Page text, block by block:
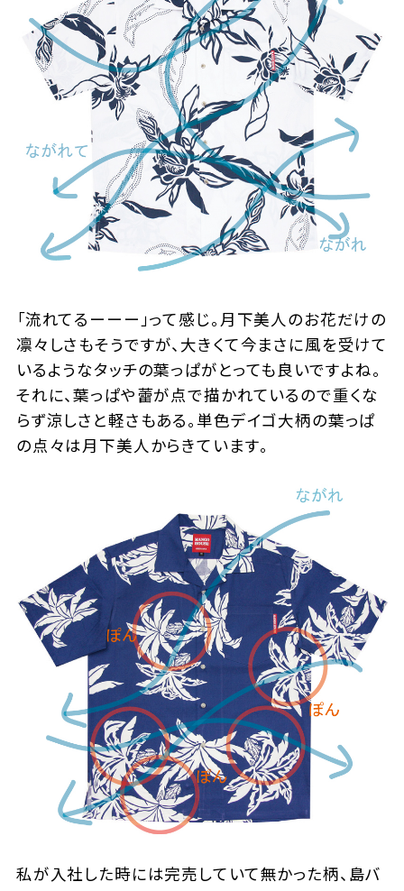
「流れてるーーー」って感じ。月下美人のお花だけの
凛々しさもそうですが、大きくて今まさに風を受けて
いるようなタッチの葉っぱがとっても良いですよね。
それに、葉っぱや蕾が点で描かれているので重くな
らず涼しさと軽さもある。単色デイゴ大柄の葉っぱ
の点々は月下美人からきています。
私が入社した時には完売していて無かった柄、島バ